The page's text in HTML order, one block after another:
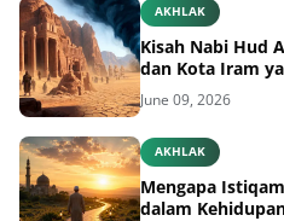
AKHLAK
Kisah Nabi Hud
dan Kota Iram
June 09, 2026
AKHLAK
Mengapa
dalam